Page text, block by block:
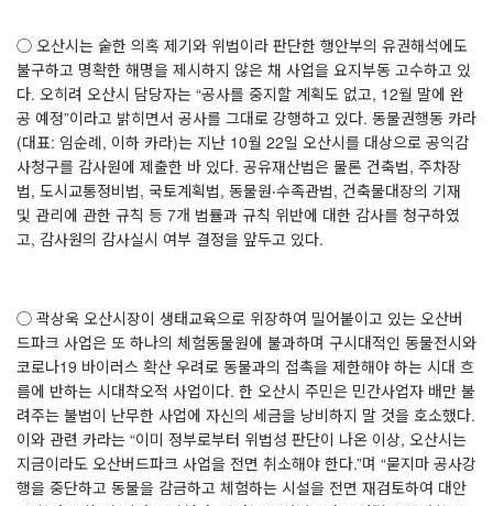
◯ 오산시는 숱한 의혹 제기와 위법이라 판단한 행안부의 유권해석에도
불구하고 명확한 해명을 제시하지 않은 채 사업을 요지부동 고수하고 있
다. 오히려 오산시 담당자는 “공사를 중지할 계획도 없고, 12월 말에 완
공 예정”이라고 밝히면서 공사를 그대로 강행하고 있다. 동물권행동 카라
(대표: 임순례, 이하 카라)는 지난 10월 22일 오산시를 대상으로 공익감
사청구를 감사원에 제출한 바 있다. 공유재산법은 물론 건축법, 주차장
법, 도시교통정비법, 국토계획법, 동물원‧수족관법, 건축물대장의 기재
및 관리에 관한 규칙 등 7개 법률과 규칙 위반에 대한 감사를 청구하였
고, 감사원의 감사실시 여부 결정을 앞두고 있다.
◯ 곽상욱 오산시장이 생태교육으로 위장하여 밀어붙이고 있는 오산버
드파크 사업은 또 하나의 체험동물원에 불과하며 구시대적인 동물전시와
코로나19 바이러스 확산 우려로 동물과의 접촉을 제한해야 하는 시대 흐
름에 반하는 시대착오적 사업이다. 한 오산시 주민은 민간사업자 배만 불
려주는 불법이 난무한 사업에 자신의 세금을 낭비하지 말 것을 호소했다.
이와 관련 카라는 “이미 정부로부터 위법성 판단이 나온 이상, 오산시는
지금이라도 오산버드파크 사업을 전면 취소해야 한다.”며 “묻지마 공사강
행을 중단하고 동물을 감금하고 체험하는 시설을 전면 재검토하여 대안